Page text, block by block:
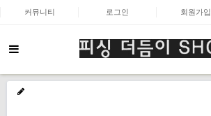
커뮤니티 로그인 회원가입